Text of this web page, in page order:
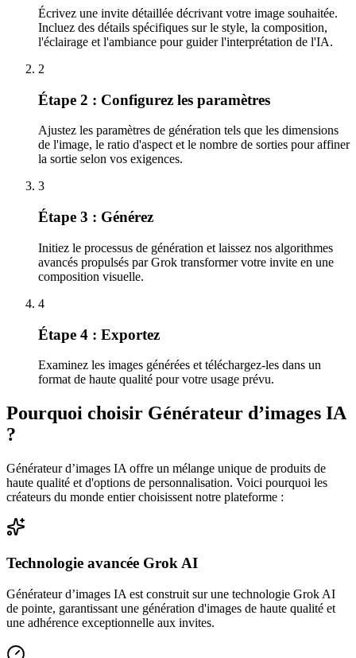
Écrivez une invite détaillée décrivant votre image souhaitée.
Incluez des détails spécifiques sur le style, la composition,
l'éclairage et l'ambiance pour guider l'interprétation de l'IA.
2
Étape 2 : Configurez les paramètres
Ajustez les paramètres de génération tels que les dimensions
de l'image, le ratio d'aspect et le nombre de sorties pour affiner
la sortie selon vos exigences.
3
Étape 3 : Générez
Initiez le processus de génération et laissez nos algorithmes
avancés propulsés par Grok transformer votre invite en une
composition visuelle.
4
Étape 4 : Exportez
Examinez les images générées et téléchargez-les dans un
format de haute qualité pour votre usage prévu.
Pourquoi choisir Générateur d’images IA
?
Générateur d’images IA offre un mélange unique de produits de
haute qualité et d'options de personnalisation. Voici pourquoi les
créateurs du monde entier choisissent notre plateforme :
Technologie avancée Grok AI
Générateur d’images IA est construit sur une technologie Grok AI
de pointe, garantissant une génération d'images de haute qualité et
une adhérence exceptionnelle aux invites.